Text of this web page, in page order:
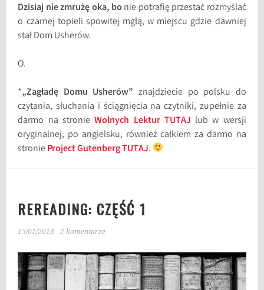
Dzisiaj nie zmrużę oka, bo nie potrafię przestać rozmyślać
o czarnej topieli spowitej mgłą, w miejscu gdzie dawniej
stał Dom Usherów.
O.
*„Zagładę Domu Usherów” znajdziecie po polsku do
czytania, słuchania i ściągnięcia na czytniki, zupełnie za
darmo na stronieWolnych Lektur TUTAJ lub w wersji
oryginalnej, po angielsku, również całkiem za darmo na
stronieProject Gutenberg TUTAJ.
REREADING: CZĘŚĆ 1
15/01/2013 2 komentarze